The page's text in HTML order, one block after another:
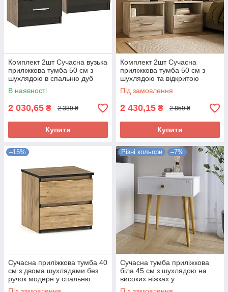
Комплект 2шт Сучасна вузька
приліжкова тумба 50 см з
шухлядою в спальню дуб
апріл Вероніка Мебель
Сервіс
В наявності
2 030,65 ₴ 2 389 ₴
Купити
Комплект 2шт Сучасна
приліжкова тумба 50 см з
шухлядою та відкритою
нішею у спалюню ДСП Кім
Мебель Сервіс
Під замовлення
2 430,15 ₴ 2 859 ₴
Купити
–15%
Сучасна приліжкова тумба 40
см з двома шухлядами без
ручок модерн у спальню
ЛДСП Бруклін Мебель Сервіс
Різні кольори –7%
Сучасна тумба приліжкова
біла 45 см з шухлядою на
високих ніжках у
скандинавському стилі в